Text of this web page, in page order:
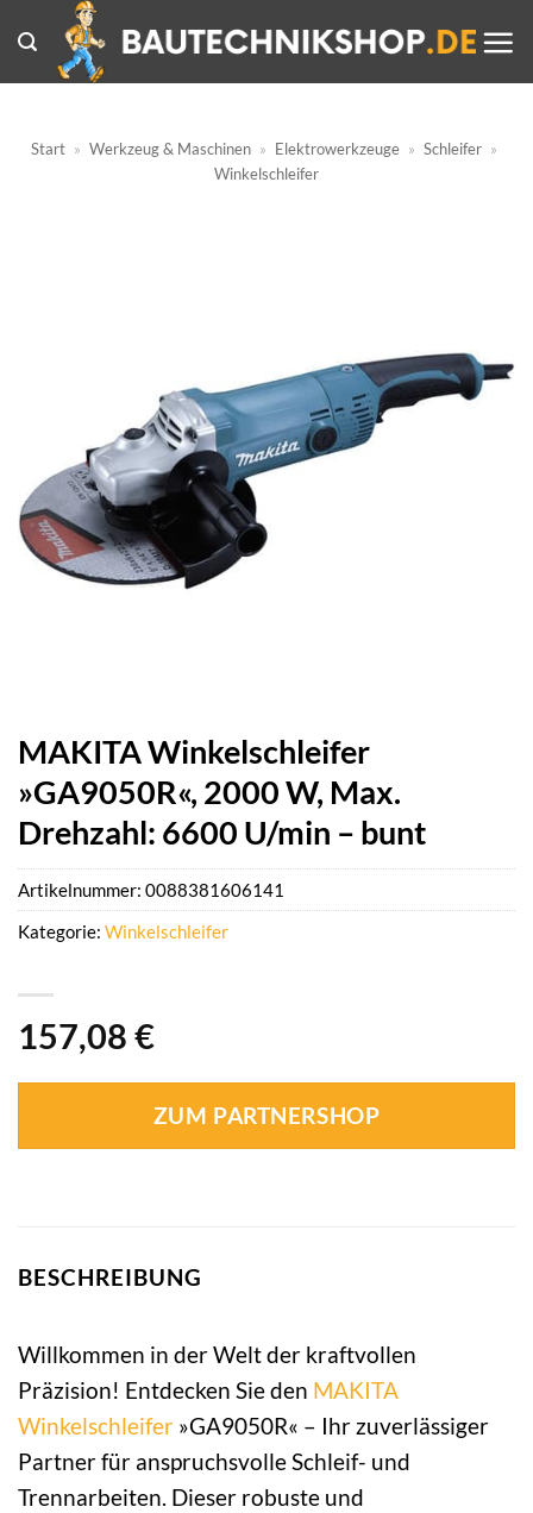
Inhalt
springen
Start » Werkzeug & Maschinen » Elektrowerkzeuge » Schleifer »
Winkelschleifer
MAKITA Winkelschleifer
»GA9050R«, 2000 W, Max.
Drehzahl: 6600 U/min – bunt
157,08 €
ZUM PARTNERSHOP
Artikelnummer: 0088381606141
Kategorie: Winkelschleifer
BESCHREIBUNG
Willkommen in der Welt der kraftvollen
Präzision! Entdecken Sie den MAKITA
Winkelschleifer »GA9050R« – Ihr zuverlässiger
Partner für anspruchsvolle Schleif- und
Trennarbeiten. Dieser robuste und